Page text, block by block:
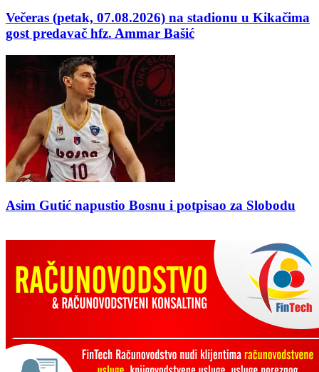
Večeras (petak, 07.08.2026) na stadionu u Kikačima
gost predavač hfz. Ammar Bašić
Asim Gutić napustio Bosnu i potpisao za Slobodu